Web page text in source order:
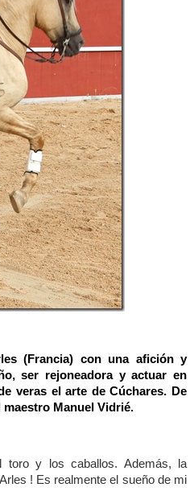
(Francia) con una afición y
ser rejoneadora y actuar en
veras el arte de Cúchares. De
Manuel Vidrié.
toro y los caballos. Además, la
! Es realmente el sueño de mi